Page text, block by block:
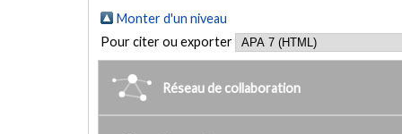
Monter d'un niveau
Pour citer ou exporter
Réseau de collaboration